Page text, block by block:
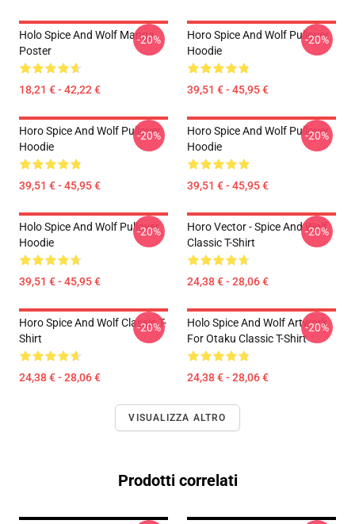
Holo Spice And Wolf Manga
Poster
18,21 € - 42,22 €
-20%
Horo Spice And Wolf Pullover
Hoodie
39,51 € - 45,95 €
-20%
Horo Spice And Wolf Pullover
Hoodie
39,51 € - 45,95 €
-20%
Horo Spice And Wolf Pullover
Hoodie
39,51 € - 45,95 €
-20%
Holo Spice And Wolf Pullover
Hoodie
39,51 € - 45,95 €
-20%
Horo Vector - Spice And Wolf
Classic T-Shirt
24,38 € - 28,06 €
-20%
Horo Spice And Wolf Classic T-
Shirt
24,38 € - 28,06 €
-20%
Holo Spice And Wolf Artwork
For Otaku Classic T-Shirt
24,38 € - 28,06 €
-20%
VISUALIZZA ALTRO
Prodotti correlati